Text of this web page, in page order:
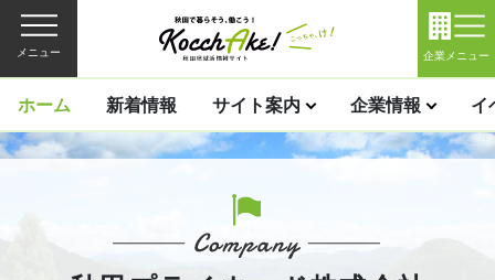
メニュー 企業メニュー
ホーム 新着情報 サイト案内 企業情報 イ